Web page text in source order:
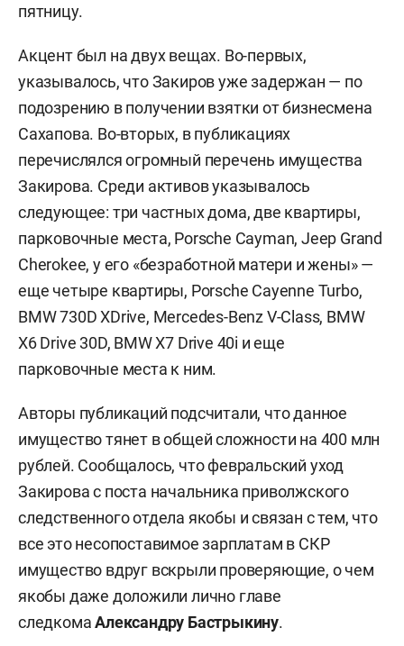
пятницу.
Акцент был на двух вещах. Во-первых,
указывалось, что Закиров уже задержан — по
подозрению в получении взятки от бизнесмена
Сахапова. Во-вторых, в публикациях
перечислялся огромный перечень имущества
Закирова. Среди активов указывалось
следующее: три частных дома, две квартиры,
парковочные места, Porsche Cayman, Jeep Grand
Cherokee, у его «безработной матери и жены» —
еще четыре квартиры, Porsche Cayenne Turbo,
BMW 730D XDrive, Mercedes-Benz V-Class, BMW
X6 Drive 30D, BMW X7 Drive 40i и еще
парковочные места к ним.
Авторы публикаций подсчитали, что данное
имущество тянет в общей сложности на 400 млн
рублей. Сообщалось, что февральский уход
Закирова с поста начальника приволжского
следственного отдела якобы и связан с тем, что
все это несопоставимое зарплатам в СКР
имущество вдруг вскрыли проверяющие, о чем
якобы даже доложили лично главе
следкомаАлександру Бастрыкину.